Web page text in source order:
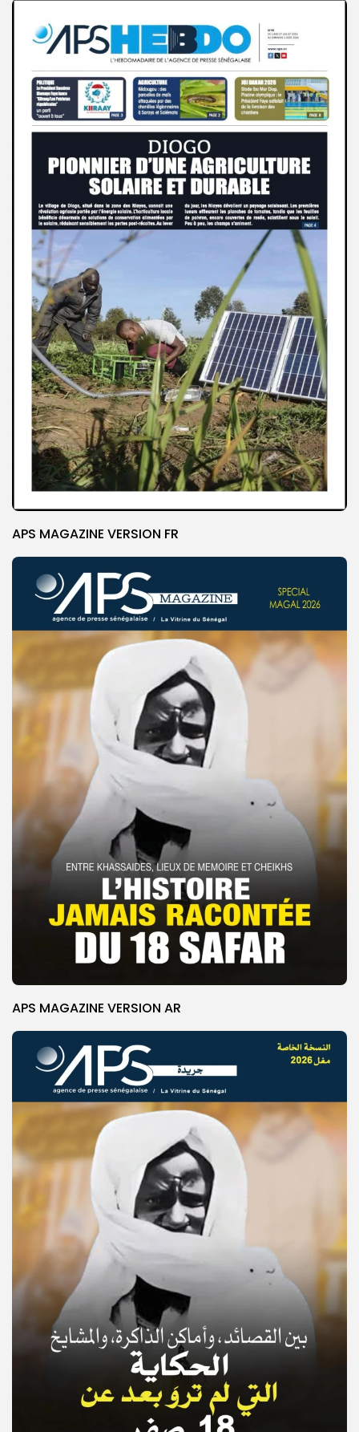
© Copyright 2025, APS
APS MAGAZINE VERSION FR
APS MAGAZINE VERSION AR